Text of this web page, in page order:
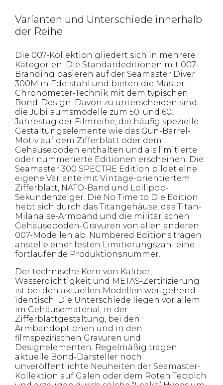
Varianten und Unterschiede innerhalb
der Reihe
Die 007-Kollektion gliedert sich in mehrere
Kategorien. Die Standardeditionen mit 007-
Branding basieren auf der Seamaster Diver
300M in Edelstahl und bieten die Master-
Chronometer-Technik mit dem typischen
Bond-Design. Davon zu unterscheiden sind
die Jubiläumsmodelle zum 50. und 60.
Jahrestag der Filmreihe, die häufig spezielle
Gestaltungselemente wie das Gun-Barrel-
Motiv auf dem Zifferblatt oder dem
Gehäuseboden enthalten und als limitierte
oder nummerierte Editionen erscheinen. Die
Seamaster 300 SPECTRE Edition bildet eine
eigene Variante mit Vintage-orientiertem
Zifferblatt, NATO-Band und Lollipop-
Sekundenzeiger. Die No Time to Die Edition
hebt sich durch das Titangehäuse, das Titan-
Milanaise-Armband und die militärischen
Gehäuseboden-Gravuren von allen anderen
007-Modellen ab. Numbered Editions tragen
anstelle einer festen Limitierungszahl eine
fortlaufende Produktionsnummer.
Der technische Kern von Kaliber,
Wasserdichtigkeit und METAS-Zertifizierung
ist bei den aktuellen Modellen weitgehend
identisch. Die Unterschiede liegen vor allem
im Gehäusematerial, in der
Zifferblattgestaltung, bei den
Armbandoptionen und in den
filmspezifischen Gravuren und
Designelementen. Regelmäßig tragen
aktuelle Bond-Darsteller noch
unveröffentlichte Neuheiten der Seamaster-
Kollektion auf Galen oder dem Roten Teppich